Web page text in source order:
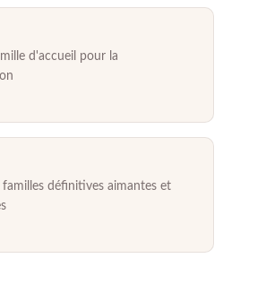
d'accueil pour la
familles définitives aimantes et